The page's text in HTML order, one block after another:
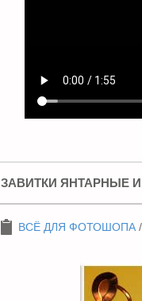
ЗАВИТКИ ЯНТАРНЫЕ
ВСЁ ДЛЯ ФОТОШОПА